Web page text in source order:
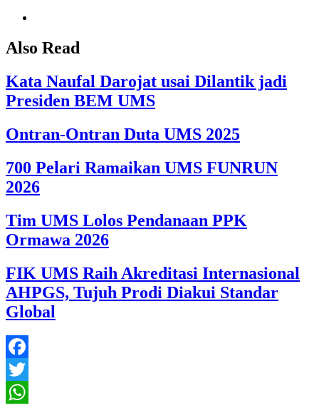
Also Read
Kata Naufal Darojat usai Dilantik jadi
Presiden BEM UMS
Ontran-Ontran Duta UMS 2025
700 Pelari Ramaikan UMS FUNRUN
2026
Tim UMS Lolos Pendanaan PPK
Ormawa 2026
FIK UMS Raih Akreditasi Internasional
AHPGS, Tujuh Prodi Diakui Standar
Global
Facebook
Twitter